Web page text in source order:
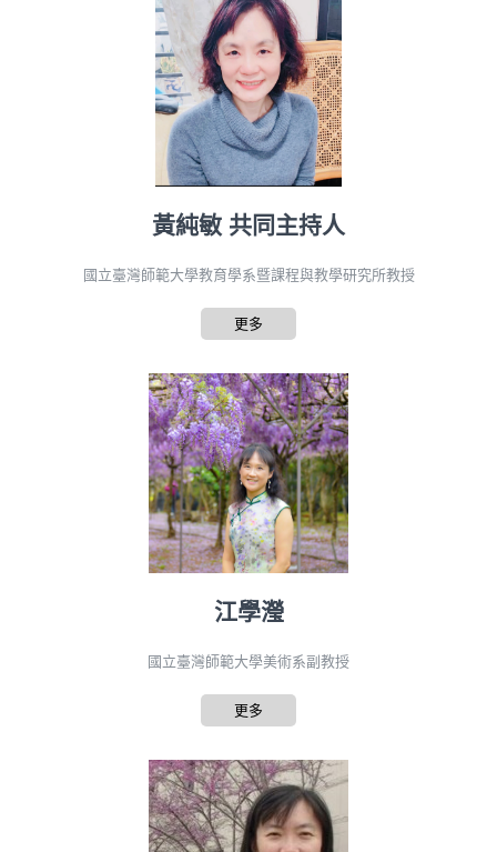
黃純敏 共同主持人
國立臺灣師範大學教育學系暨課程與教學研究所教授
更多
江學瀅
國立臺灣師範大學美術系副教授
更多